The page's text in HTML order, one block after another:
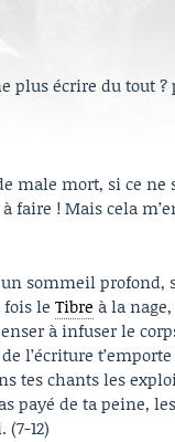
plus écrire du tout ?
male mort, si ce ne
faire ! Mais cela
sommeil profond,
le Tibre à la
à infuser le
l’écriture
tes chants les
payé de ta peine,
12)